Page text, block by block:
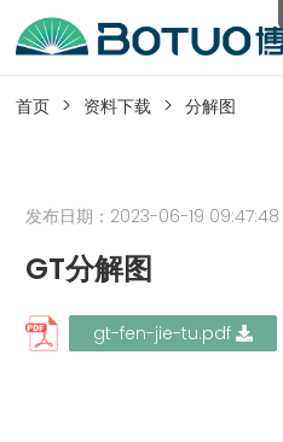
工作日热线
电话：
0576-
提交询
价
首页 资料下载 分解图
发布日期：2023-06-19 09:47:48
GT分解图
gt-fen-jie-tu.pdf